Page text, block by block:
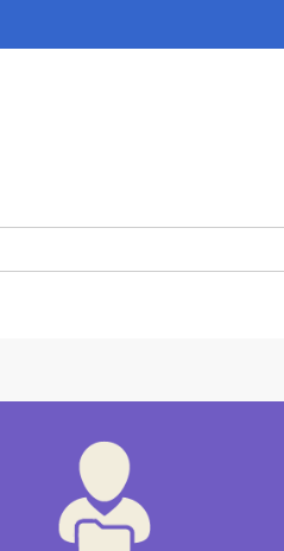
Pasar al